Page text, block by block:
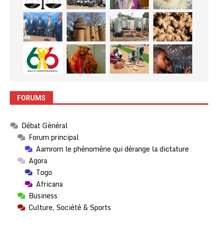
FORUMS
Débat Général
Forum principal
Aamrom le phénomène qui dérange la dictature
Agora
Togo
Africana
Business
Culture, Société & Sports